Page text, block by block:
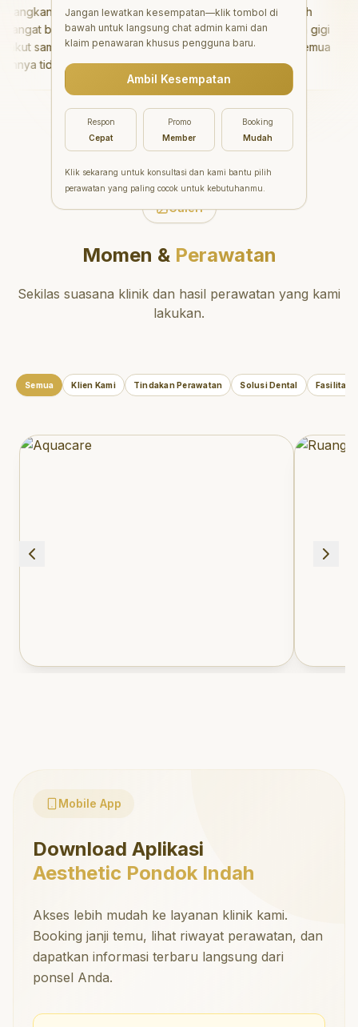
baik
sama
tidak
"Aesthetic Pondok Indah
menawarkan perawatan gigi
yang luar biasa untuk semua
orang. Dokter giginya
profesional, ramah, dan
meluangkan waktu untuk
mengedukasi pasien tentang
kesehatan gigi dan mulut
yang baik. Klinik ini terletak di
daerah yang strategis,
sehingga nyaman untuk
direkomendasikan untuk
dan berkualitas!"
Galeri
Momen &Perawatan
Sekilas suasana klinik dan hasil perawatan yang kami
lakukan.
Semua Klien Kami Tindakan Perawatan Solusi Dental Fasilitas
Mobile App
Download Aplikasi
Aesthetic Pondok Indah
Akses lebih mudah ke layanan klinik kami.
Booking janji temu, lihat riwayat perawatan, dan
dapatkan informasi terbaru langsung dari
ponsel Anda.
Jangan lewatkan kesempatan—klik tombol di
bawah untuk langsung chat admin kami dan
klaim penawaran khusus pengguna baru.
Ambil Kesempatan
Respon
Cepat
Promo
Member
Booking
Mudah
Klik sekarang untuk konsultasi dan kami bantu pilih
perawatan yang paling cocok untuk kebutuhanmu.